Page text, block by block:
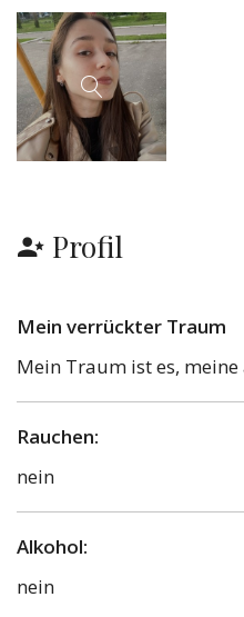
Profil
Mein verrückter Traum
Mein Traum ist es,
Rauchen:
nein
Alkohol:
nein